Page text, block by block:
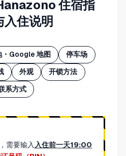
住宿指
住说明
・Google 地图 停车场
外观 开锁方法
系方式
需要输入 入住前一天19:00